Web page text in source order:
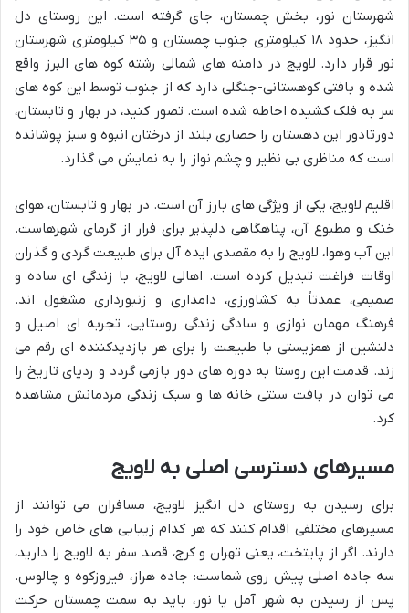
شهرستان نور، بخش چمستان، جای گرفته است. این روستای دل
انگیز، حدود ۱۸ کیلومتری جنوب چمستان و ۳۵ کیلومتری شهرستان
نور قرار دارد. لاویج در دامنه های شمالی رشته کوه های البرز واقع
شده و بافتی کوهستانی-جنگلی دارد که از جنوب توسط این کوه های
سر به فلک کشیده احاطه شده است. تصور کنید، در بهار و تابستان،
دورتادور این دهستان را حصاری بلند از درختان انبوه و سبز پوشانده
است که مناظری بی نظیر و چشم نواز را به نمایش می گذارد.
اقلیم لاویج، یکی از ویژگی های بارز آن است. در بهار و تابستان، هوای
خنک و مطبوع آن، پناهگاهی دلپذیر برای فرار از گرمای شهرهاست.
این آب وهوا، لاویج را به مقصدی ایده آل برای طبیعت گردی و گذران
اوقات فراغت تبدیل کرده است. اهالی لاویج، با زندگی ای ساده و
صمیمی، عمدتاً به کشاورزی، دامداری و زنبورداری مشغول اند.
فرهنگ مهمان نوازی و سادگی زندگی روستایی، تجربه ای اصیل و
دلنشین از همزیستی با طبیعت را برای هر بازدیدکننده ای رقم می
زند. قدمت این روستا به دوره های دور بازمی گردد و ردپای تاریخ را
می توان در بافت سنتی خانه ها و سبک زندگی مردمانش مشاهده
کرد.
مسیرهای دسترسی اصلی به لاویج
برای رسیدن به روستای دل انگیز لاویج، مسافران می توانند از
مسیرهای مختلفی اقدام کنند که هر کدام زیبایی های خاص خود را
دارند. اگر از پایتخت، یعنی تهران و کرج، قصد سفر به لاویج را دارید،
سه جاده اصلی پیش روی شماست: جاده هراز، فیروزکوه و چالوس.
پس از رسیدن به شهر آمل یا نور، باید به سمت چمستان حرکت